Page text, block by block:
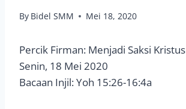
By Bidel SMM Mei 18, 2020
Percik Firman: Menjadi Saksi Kristus
Senin, 18 Mei 2020
Bacaan Injil: Yoh 15:26-16:4a